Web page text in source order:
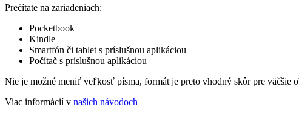
Prečítate na zariadeniach:
Pocketbook
Kindle
Smartfón či tablet s príslušnou aplikáciou
Počítač s príslušnou aplikáciou
Nie je možné meniť veľkosť písma, formát je preto vhodný skôr pre väčšie
Viac informácií v našich návodoch